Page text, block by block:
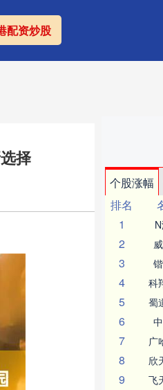
配资炒股
择
个股涨幅
排名
1
2
3
4 科
5 蜀
6
7 广
8 欣
9 飞